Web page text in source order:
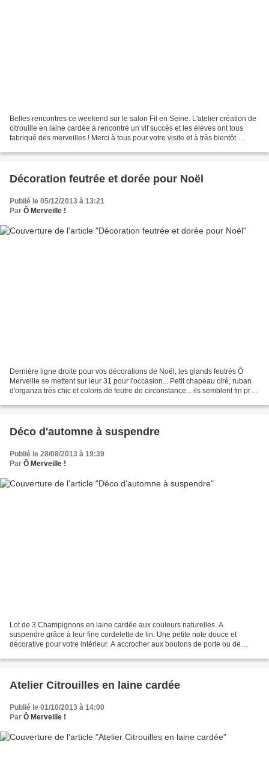
Belles rencontres ce weekend sur le salon Fil en Seine. L'atelier création de
citrouille en laine cardée à rencontré un vif succès et les élèves ont tous
fabriqué des merveilles ! Merci à tous pour votre visite et à très bientôt.
Décoration feutrée et dorée pour Noël
Publié le 05/12/2013 à 13:21
Par Ô Merveille !
Dernière ligne droite pour vos décorations de Noël, les glands feutrés Ô
Merveille se mettent sur leur 31 pour l'occasion... Petit chapeau ciré, ruban
d'organza très chic et coloris de feutre de circonstance... ils semblent fin prêt
Déco d'automne à suspendre
Publié le 28/08/2013 à 19:39
Par Ô Merveille !
Lot de 3 Champignons en laine cardée aux couleurs naturelles. A
suspendre grâce à leur fine cordelette de lin. Une petite note douce et
décorative pour votre intérieur. A accrocher aux boutons de porte ou de
Atelier Citrouilles en laine cardée
Publié le 01/10/2013 à 14:00
Par Ô Merveille !